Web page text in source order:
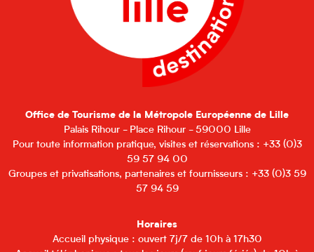
Office de Tourisme de la Métropole Européenne de Lille
Palais Rihour - Place Rihour - 59000 Lille
Pour toute information pratique, visites et réservations : +33 (0)3
59 57 94 00
Groupes et privatisations, partenaires et fournisseurs : +33 (0)3 59
57 94 59
Horaires
Accueil physique : ouvert 7j/7 de 10h à 17h30